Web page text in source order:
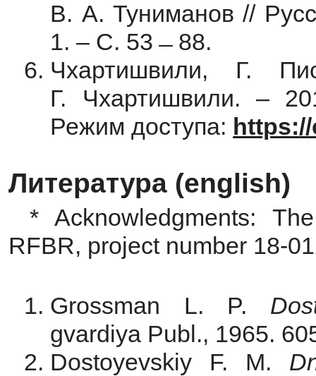
В. А. Туниманов //
1. – С. 53 ̶ 88.
Чхартишвили, Г.
Г. Чхартишвили. –
Режим доступа:
Литература (english)
* Acknowledgments:
RFBR, project number 18-
Grossman L. P.
gvardiya Publ., 1965.
Dostoyevskiy F. M.